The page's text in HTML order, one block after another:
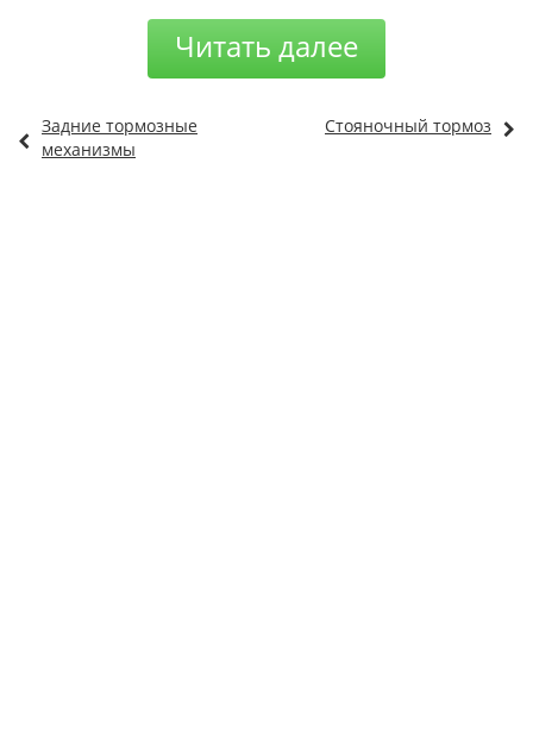
Читать далее
Задние тормозные
механизмы
Стояночный тормоз